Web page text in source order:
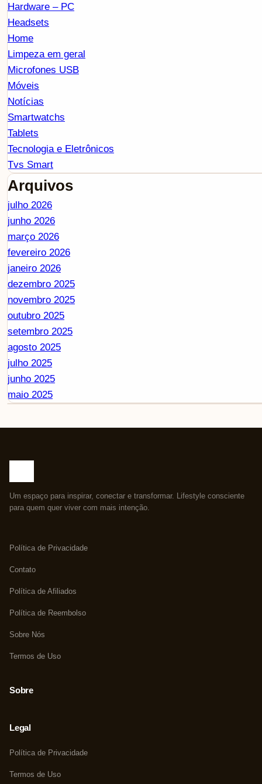
Hardware – PC
Headsets
Home
Limpeza em geral
Microfones USB
Móveis
Notícias
Smartwatchs
Tablets
Tecnologia e Eletrônicos
Tvs Smart
Arquivos
julho 2026
junho 2026
março 2026
fevereiro 2026
janeiro 2026
dezembro 2025
novembro 2025
outubro 2025
setembro 2025
agosto 2025
julho 2025
junho 2025
maio 2025
Um espaço para inspirar, conectar e transformar. Lifestyle consciente
para quem quer viver com mais intenção.
Política de Privacidade
Contato
Política de Afiliados
Política de Reembolso
Sobre Nós
Termos de Uso
Sobre
Legal
Política de Privacidade
Termos de Uso